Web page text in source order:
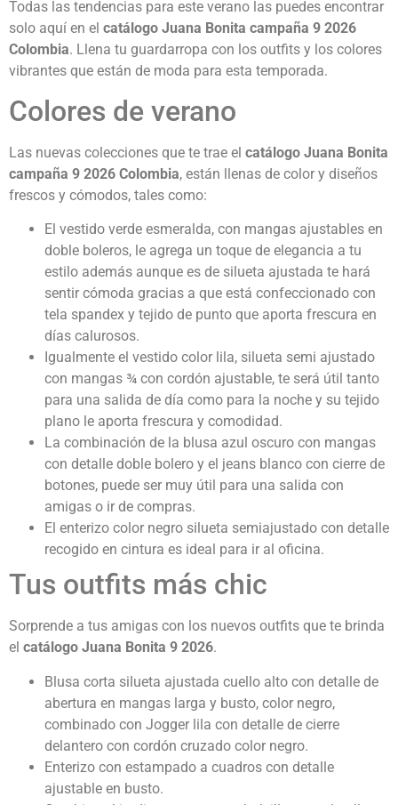
Todas las tendencias para este verano las puedes encontrar
solo aquí en el catálogo Juana Bonita campaña 9 2026
Colombia. Llena tu guardarropa con los outfits y los colores
vibrantes que están de moda para esta temporada.
Colores de verano
Las nuevas colecciones que te trae el catálogo Juana Bonita
campaña 9 2026 Colombia, están llenas de color y diseños
frescos y cómodos, tales como:
El vestido verde esmeralda, con mangas ajustables en
doble boleros, le agrega un toque de elegancia a tu
estilo además aunque es de silueta ajustada te hará
sentir cómoda gracias a que está confeccionado con
tela spandex y tejido de punto que aporta frescura en
días calurosos.
Igualmente el vestido color lila, silueta semi ajustado
con mangas ¾ con cordón ajustable, te será útil tanto
para una salida de día como para la noche y su tejido
plano le aporta frescura y comodidad.
La combinación de la blusa azul oscuro con mangas
con detalle doble bolero y el jeans blanco con cierre de
botones, puede ser muy útil para una salida con
amigas o ir de compras.
El enterizo color negro silueta semiajustado con detalle
recogido en cintura es ideal para ir al oficina.
Tus outfits más chic
Sorprende a tus amigas con los nuevos outfits que te brinda
el catálogo Juana Bonita 9 2026.
Blusa corta silueta ajustada cuello alto con detalle de
abertura en mangas larga y busto, color negro,
combinado con Jogger lila con detalle de cierre
delantero con cordón cruzado color negro.
Enterizo con estampado a cuadros con detalle
ajustable en busto.